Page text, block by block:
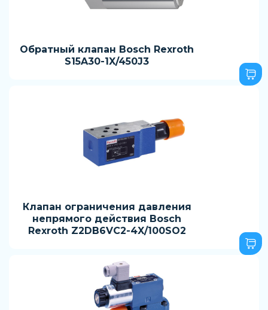
Обратный клапан Bosch Rexroth
S15A30-1X/450J3
Клапан ограничения давления
непрямого действия Bosch
Rexroth Z2DB6VC2-4X/100SO2